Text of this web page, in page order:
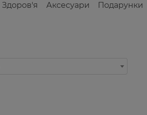
Здоров'я Аксесуари Подарунки